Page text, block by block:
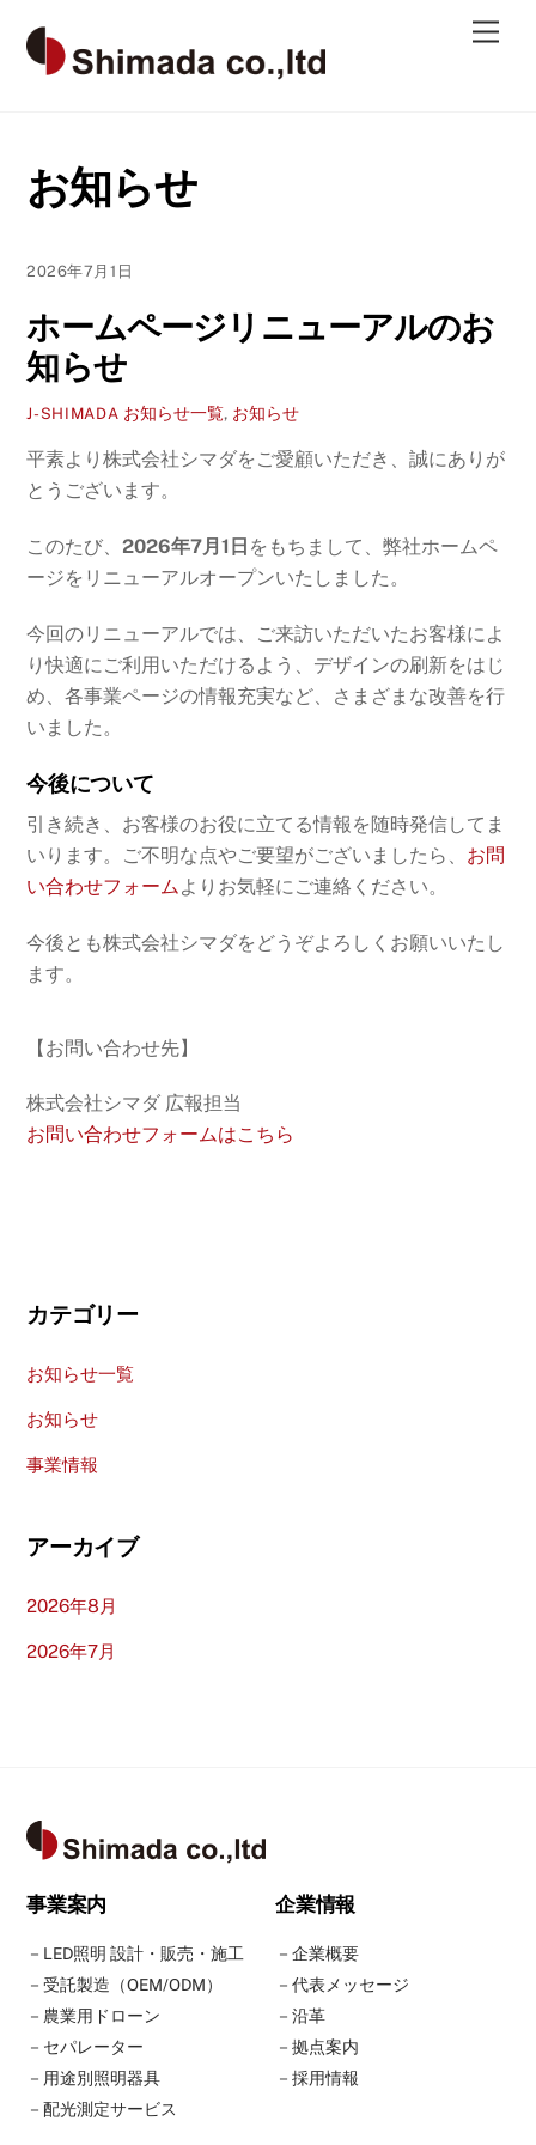
content
お知らせ
2026年7月1日
ホームページリニューアルのお
知らせ
J-SHIMADA お知らせ一覧, お知らせ
平素より株式会社シマダをご愛顧いただき、誠にありが
とうございます。
このたび、2026年7月1日 をもちまして、弊社ホームペ
ージをリニューアルオープンいたしました。
今回のリニューアルでは、ご来訪いただいたお客様によ
り快適にご利用いただけるよう、デザインの刷新をはじ
め、各事業ページの情報充実など、さまざまな改善を行
いました。
今後について
引き続き、お客様のお役に立てる情報を随時発信してま
いります。ご不明な点やご要望がございましたら、 お問
い合わせフォーム よりお気軽にご連絡ください。
今後とも株式会社シマダをどうぞよろしくお願いいたし
ます。
【お問い合わせ先】
株式会社シマダ 広報担当
お問い合わせフォームはこちら
カテゴリー
お知らせ一覧
お知らせ
事業情報
アーカイブ
2026年8月
2026年7月
Top
事業案内
－ LED照明 設計・販売・施工
－受託製造（OEM/ODM）
－ 農業用ドローン
－ セパレーター
－ 用途別照明器具
－配光測定サービス
企業情報
－企業概要
－代表メッセージ
－沿革
－拠点案内
－採用情報